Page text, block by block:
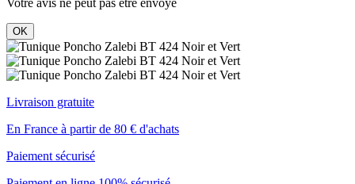
Votre avis ne peut pas être envoyé
OK
Livraison gratuite
En France à partir de 80 € d'achats
Paiement sécurisé